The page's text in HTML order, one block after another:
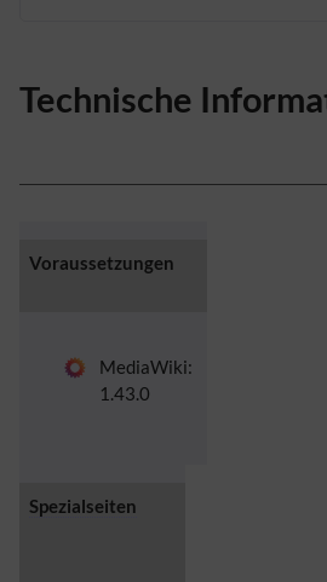
Technische
Voraussetzungen
MediaWiki:
1.43.0
Spezialseiten